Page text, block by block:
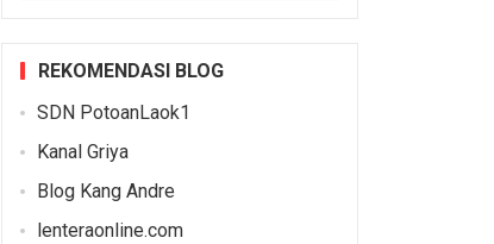
REKOMENDASI BLOG
SDN PotoanLaok1
Kanal Griya
Blog Kang Andre
lenteraonline.com